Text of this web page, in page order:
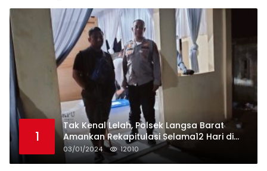
1
Tak Kenal Lelah, Polsek Langsa Barat
Amankan Rekapitulasi Selama12 Hari di
Kecamatan Baro
03/01/2024 12010